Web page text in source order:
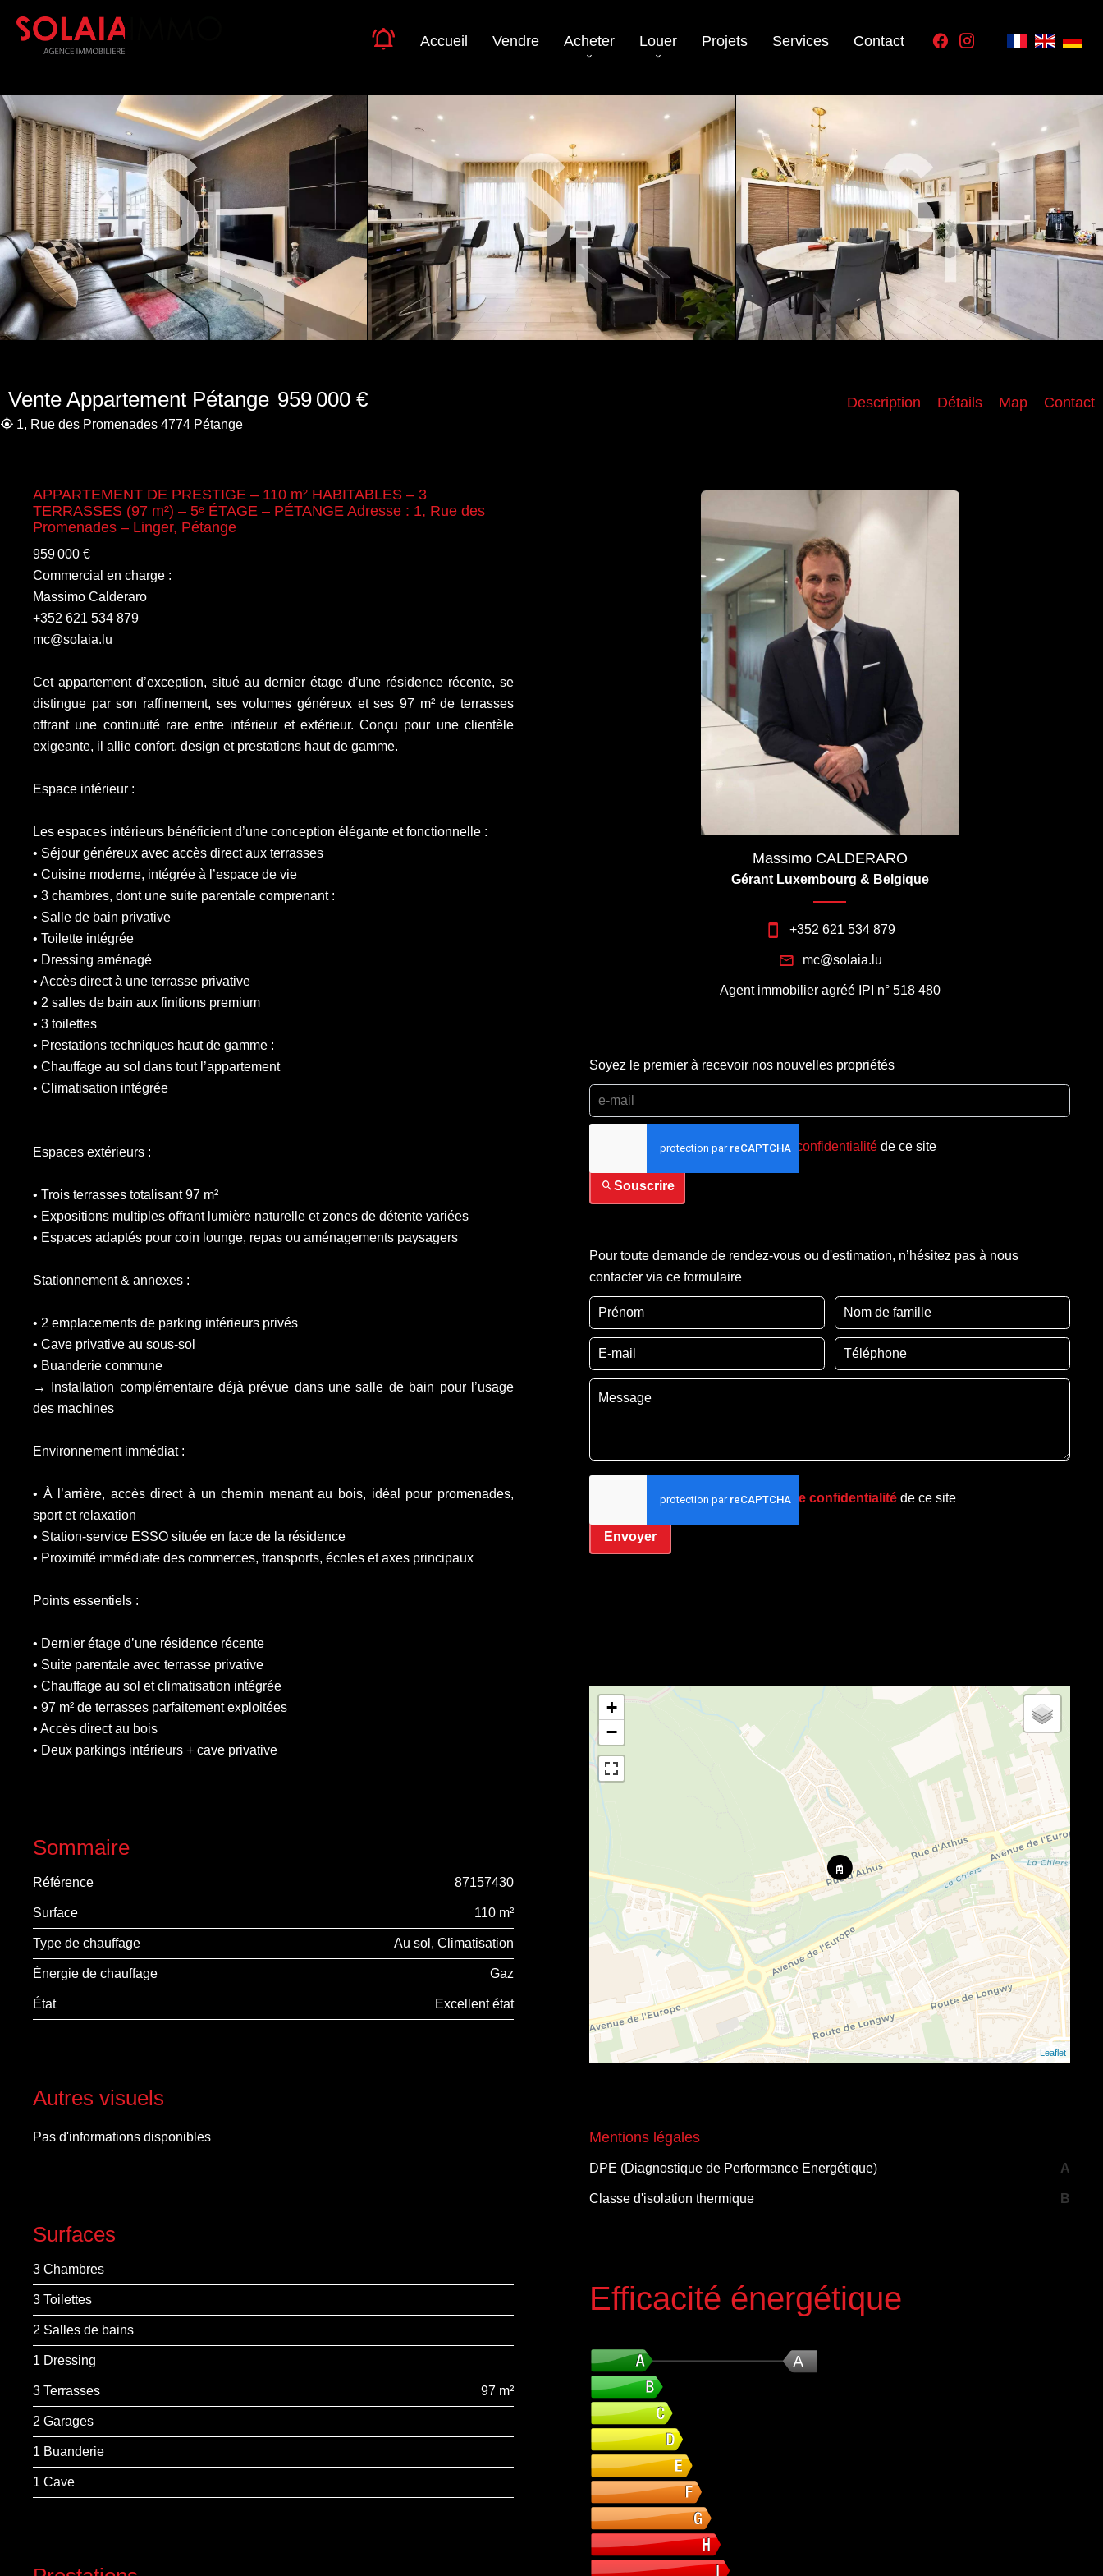
Accueil Vendre Acheter Louer Projets Services Contact
Vente Appartement Pétange 959 000 €
1, Rue des Promenades 4774 Pétange
Description Détails Map Contact
APPARTEMENT DE PRESTIGE – 110 m² HABITABLES – 3
TERRASSES (97 m²) – 5ᵉ ÉTAGE – PÉTANGE Adresse : 1, Rue des
Promenades – Linger, Pétange
959 000 €
Commercial en charge :
Massimo Calderaro
+352 621 534 879
mc@solaia.lu
Cet appartement d’exception, situé au dernier étage d’une résidence récente, se
distingue par son raffinement, ses volumes généreux et ses 97 m² de terrasses
offrant une continuité rare entre intérieur et extérieur. Conçu pour une clientèle
exigeante, il allie confort, design et prestations haut de gamme.
Espace intérieur :
Les espaces intérieurs bénéficient d’une conception élégante et fonctionnelle :
• Séjour généreux avec accès direct aux terrasses
• Cuisine moderne, intégrée à l’espace de vie
• 3 chambres, dont une suite parentale comprenant :
• Salle de bain privative
• Toilette intégrée
• Dressing aménagé
• Accès direct à une terrasse privative
• 2 salles de bain aux finitions premium
• 3 toilettes
• Prestations techniques haut de gamme :
• Chauffage au sol dans tout l’appartement
• Climatisation intégrée
Espaces extérieurs :
• Trois terrasses totalisant 97 m²
• Expositions multiples offrant lumière naturelle et zones de détente variées
• Espaces adaptés pour coin lounge, repas ou aménagements paysagers
Stationnement & annexes :
• 2 emplacements de parking intérieurs privés
• Cave privative au sous-sol
• Buanderie commune
→ Installation complémentaire déjà prévue dans une salle de bain pour l’usage
des machines
Environnement immédiat :
• À l’arrière, accès direct à un chemin menant au bois, idéal pour promenades,
sport et relaxation
• Station-service ESSO située en face de la résidence
• Proximité immédiate des commerces, transports, écoles et axes principaux
Points essentiels :
• Dernier étage d’une résidence récente
• Suite parentale avec terrasse privative
• Chauffage au sol et climatisation intégrée
• 97 m² de terrasses parfaitement exploitées
• Accès direct au bois
• Deux parkings intérieurs + cave privative
Sommaire
Référence 87157430
Surface 110 m²
Type de chauffage Au sol, Climatisation
Énergie de chauffage Gaz
État Excellent état
Autres visuels
Pas d'informations disponibles
Surfaces
3 Chambres
3 Toilettes
2 Salles de bains
1 Dressing
3 Terrasses 97 m²
2 Garages
1 Buanderie
1 Cave
Massimo CALDERARO
Gérant Luxembourg & Belgique
+352 621 534 879
mc@solaia.lu
Agent immobilier agréé IPI n° 518 480
Soyez le premier à recevoir nos nouvelles propriétés
J’ai lu et j'accepte lapolitique de confidentialité de ce site
Souscrire
Pour toute demande de rendez-vous ou d'estimation, n’hésitez pas à nous
contacter via ce formulaire
J’ai lu et j'accepte lapolitique de confidentialité de ce site
Envoyer
+
−
Leaflet
Mentions légales
DPE (Diagnostique de Performance Energétique) A
Classe d'isolation thermique B
Efficacité énergétique
A